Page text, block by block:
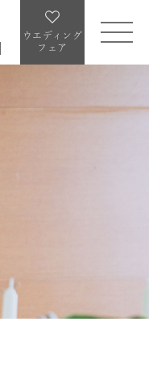
ウエディング
フェア